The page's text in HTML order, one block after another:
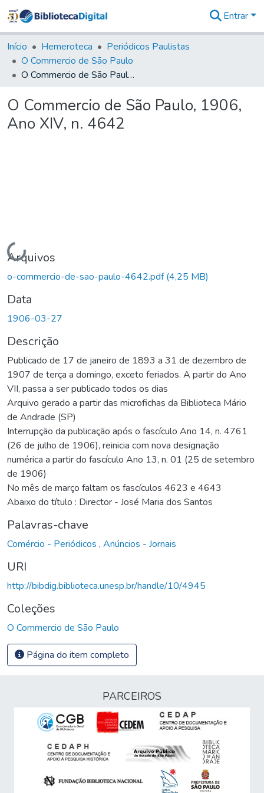
&
Coleções
Tudo na
Biblioteca
Estatísticas
Entrar
Início Hemeroteca
Periódicos Paulistas
O Commercio de São Paulo
O Commercio de São Paulo, 1906, Ano XIV, n. 4642
O Commercio de São Paulo, 1906,
Ano XIV, n. 4642
Carregando...
Arquivos
o-commercio-de-sao-paulo-4642.pdf(4,25 MB)
Data
1906-03-27
Descrição
Publicado de 17 de janeiro de 1893 a 31 de dezembro de
1907 de terça a domingo, exceto feriados. A partir do Ano
VII, passa a ser publicado todos os dias
Arquivo gerado a partir das microfichas da Biblioteca Mário
de Andrade (SP)
Interrupção da publicação após o fascículo Ano 14, n. 4761
(26 de julho de 1906), reinicia com nova designação
numérica a partir do fascículo Ano 13, n. 01 (25 de setembro
de 1906)
No mês de março faltam os fascículos 4623 e 4643
Abaixo do título : Director - José Maria dos Santos
Palavras-chave
Comércio - Periódicos , Anúncios - Jornais
URI
http://bibdig.biblioteca.unesp.br/handle/10/4945
Coleções
O Commercio de São Paulo
Página do item completo
PARCEIROS